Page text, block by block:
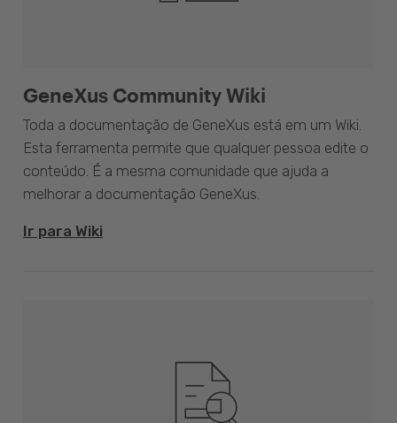
GeneXus Community Wiki
Toda a documentação de GeneXus está em um Wiki.
Esta ferramenta permite que qualquer pessoa edite o
conteúdo. É a mesma comunidade que ajuda a
melhorar a documentação GeneXus.
Ir para Wiki